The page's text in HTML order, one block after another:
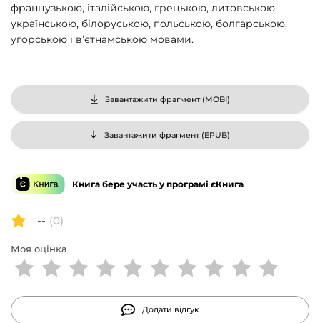
французькою, італійською, грецькою, литовською,
українською, білоруською, польською, болгарською,
угорською і в’єтнамською мовами.
Завантажити фрагмент (MOBI)
Завантажити фрагмент (EPUB)
Книга бере участь у програмі єКнига
-- (0)
Моя оцінка
Додати відгук